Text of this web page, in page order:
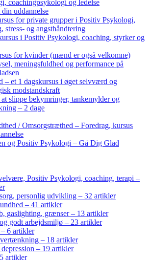
coachingpsykologi og ledelse
din uddannelse
for private grupper i Positiv Psykologi,
stress- og angsthåndtering
i Positiv Psykologi, coaching, styrker og
for kvinder (mænd er også velkomne)
meningsfuldhed og performance på
– et 1 dagskursus i øget selvværd og
modstandskraft
slippe bekymringer, tankemylder og
– 2 dage
/ Omsorgstræthed – Foredrag, kursus
og Positiv Psykologi – Gå Dig Glad
Positiv Psykologi, coaching, terapi –
personlig udvikling – 32 artikler
– 41 artikler
gaslighting, grænser – 13 artikler
godt arbejdsmiljø – 23 artikler
6 artikler
– 18 artikler
depression – 19 artikler
artikler